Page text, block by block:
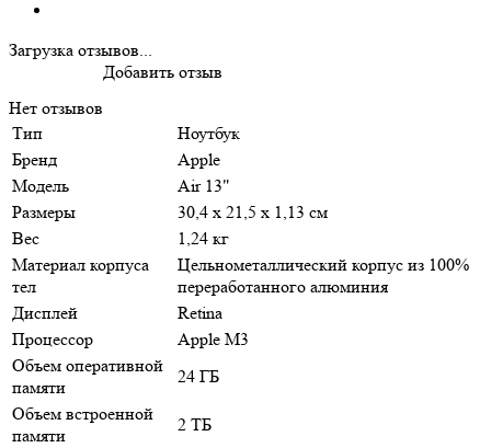
Загрузка отзывов...
Нет отзывов
Добавить отзыв
Тип
Ноутбук
Бренд
Apple
Модель
Air 13"
Размеры
30,4 х 21,5 х 1,13 см
Вес
1,24 кг
Материал корпуса
тел
Цельнометаллический корпус из 100%
переработанного алюминия
Дисплей
Retina
Процессор
Apple M3
Объем оперативной
памяти
24 ГБ
Объем встроенной
памяти
2 ТБ